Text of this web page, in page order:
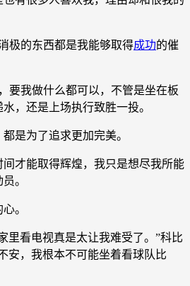
极的东西都是我能够取得成功的催
要我做什么都可以，不管是坐在板
，还是上场执行致胜一投。
是为了追求更加完美。
才能取得辉煌，我只是想尽我所能
。
。
里看电视真是太让我难受了。”科比
安，我根本不可能坐着看球队比